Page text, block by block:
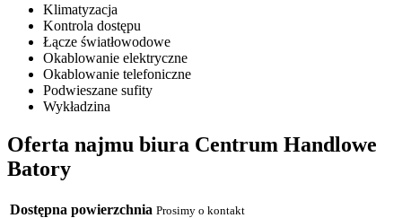
Klimatyzacja
Kontrola dostępu
Łącze światłowodowe
Okablowanie elektryczne
Okablowanie telefoniczne
Podwieszane sufity
Wykładzina
Oferta najmu biura Centrum Handlowe
Batory
Dostępna powierzchnia Prosimy o kontakt